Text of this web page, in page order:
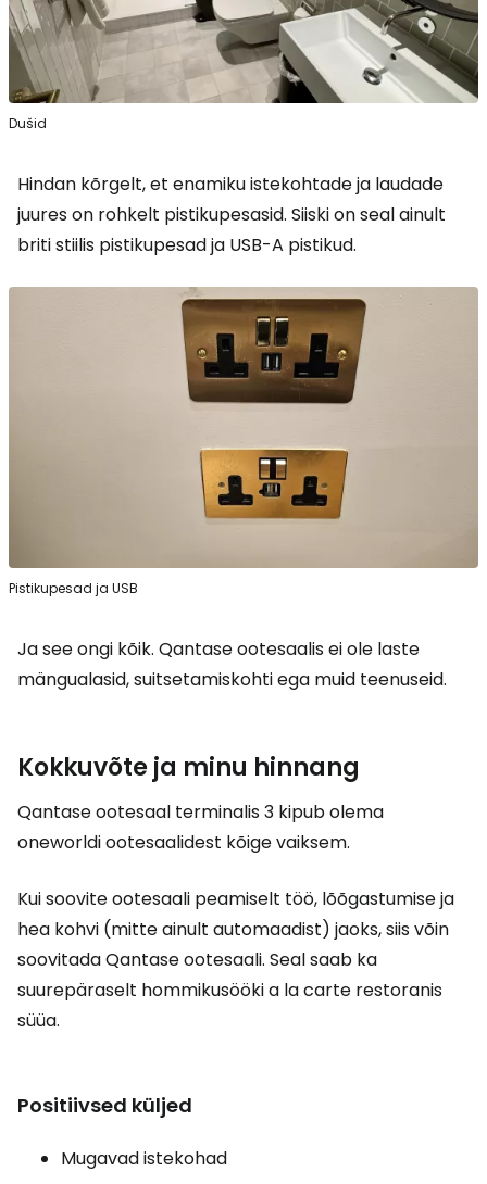
Dušid
Hindan kõrgelt, et enamiku istekohtade ja laudade
juures on rohkelt pistikupesasid. Siiski on seal ainult
briti stiilis pistikupesad ja USB-A pistikud.
Pistikupesad ja USB
Ja see ongi kõik. Qantase ootesaalis ei ole laste
mängualasid, suitsetamiskohti ega muid teenuseid.
Kokkuvõte ja minu hinnang
Qantase ootesaal terminalis 3 kipub olema
oneworldi ootesaalidest kõige vaiksem.
Kui soovite ootesaali peamiselt töö, lõõgastumise ja
hea kohvi (mitte ainult automaadist) jaoks, siis võin
soovitada Qantase ootesaali. Seal saab ka
suurepäraselt hommikusööki a la carte restoranis
süüa.
Positiivsed küljed
Mugavad istekohad